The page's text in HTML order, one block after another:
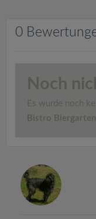
0
Noch
Es wurde noch
Bistro Biergarten
o